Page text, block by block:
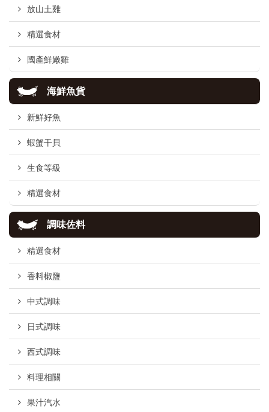
放山土雞
精選食材
國產鮮嫩雞
海鮮魚貨
新鮮好魚
蝦蟹干貝
生食等級
精選食材
調味佐料
精選食材
香料椒鹽
中式調味
日式調味
西式調味
料理相關
果汁汽水